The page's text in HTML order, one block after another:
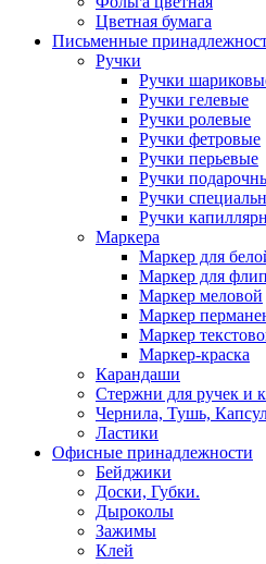
Цветная бумага
Письменные
Ручки
Ручки
Ручки гелевые
Ручки ролевые
Ручки фетровые
Ручки перьевые
Ручки
Ручки
Ручки
Маркера
Маркер для
Маркер для
Маркер меловой
Маркер
Маркер
Маркер-краска
Карандаши
Стержни для ручек и
Чернила, Тушь,
Ластики
Офисные принадлежности
Бейджики
Доски, Губки.
Дыроколы
Зажимы
Клей